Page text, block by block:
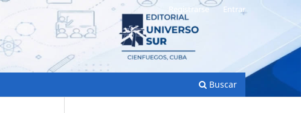
Buscar
Registrarse Entrar